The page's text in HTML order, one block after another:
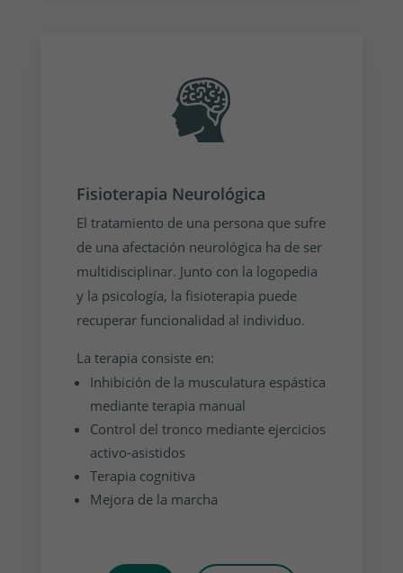
Fisioterapia Neurológica
El tratamiento de una persona que sufre
de una afectación neurológica ha de ser
multidisciplinar. Junto con la logopedia
y la psicología, la fisioterapia puede
recuperar funcionalidad al individuo.
La terapia consiste en:
Inhibición de la musculatura espástica
mediante terapia manual
Control del tronco mediante ejercicios
activo-asistidos
Terapia cognitiva
Mejora de la marcha